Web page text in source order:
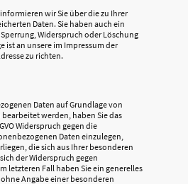
wir Sie über die zu Ihrer
Daten. Sie haben auch ein
Widerspruch oder Löschung
ist an unsere im Impressum der
zu richten.
Daten auf Grundlage von
werden, haben Sie das
Widerspruch gegen die
Daten einzulegen,
die sich aus Ihrer besonderen
der Widerspruch gegen
letzteren Fall haben Sie ein generelles
Angabe einer besonderen